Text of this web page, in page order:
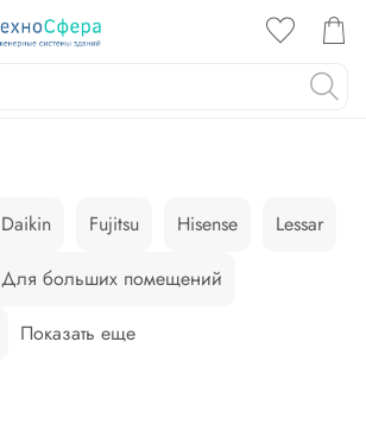
Daikin Fujitsu Hisense
Lessar
Для больших помещений
Показать еще